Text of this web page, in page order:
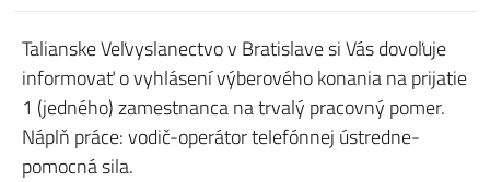
Talianske Veľvyslanectvo v Bratislave si Vás dovoľuje
informovať o vyhlásení výberového konania na prijatie
1 (jedného) zamestnanca na trvalý pracovný pomer.
Náplň práce: vodič-operátor telefónnej ústredne-
pomocná sila.